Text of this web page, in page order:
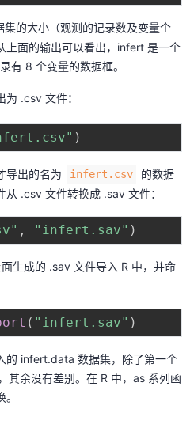
集的大小（观测的记录数及变量个
上面的输出可以看出，infert 是一个
有 8 个变量的数据框。
.csv 文件：
)
导出的名为 infert.csv
的数据
.csv 文件转换成 .sav 文件：
, "infert.sav" )
生成的 .sav 文件导入 R 中，并命
( "infert.sav" )
的 infert.data 数据集，除了第一个
其余没有差别。在 R 中，as 系列函